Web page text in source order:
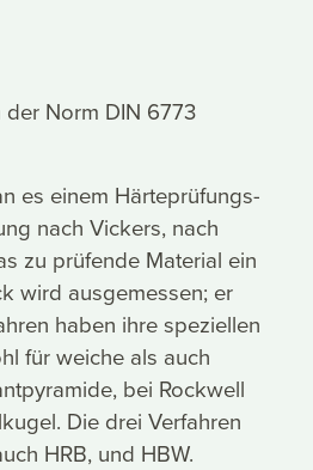
Norm DIN 6773
es einem Härteprüfungs-
nach Vickers, nach
zu prüfende Material ein
wird ausgemessen; er
haben ihre speziellen
für weiche als auch
bei Rockwell
Die drei Verfahren
HRB, und HBW.